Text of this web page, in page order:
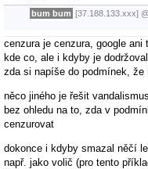
bum bum [37.188.133.xxx] @
cenzura je cenzura, google
kde co, ale i kdyby je
zda si napíše do podmínek, že
něco jiného je řešit
bez ohledu na to, zda v
cenzurovat
dokonce i kdyby smazal něčí
např. jako volič (pro tento